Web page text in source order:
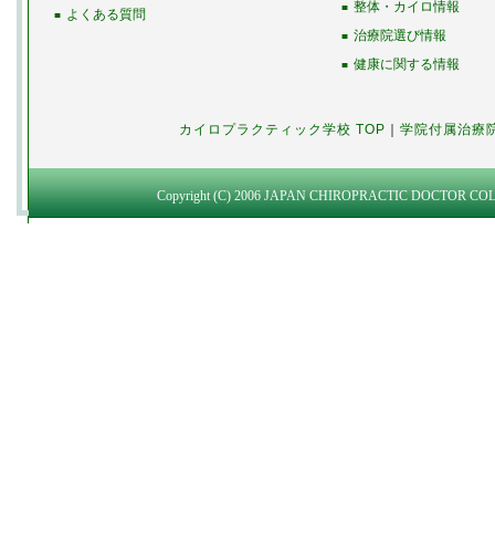
■ よくある質問 ■ 整体・カイロ情報
■ 治療院選び情報
■ 健康に関する情報
カイロプラクティック学校 TOP 学院付属治療
Copyright (C) 2006 JAPAN CHIROPRACTIC DOCTOR